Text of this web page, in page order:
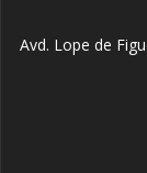
Avd. Lope de